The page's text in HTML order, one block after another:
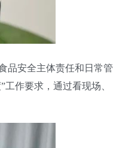
品安全主体责任和日常管
作要求，通过看现场、